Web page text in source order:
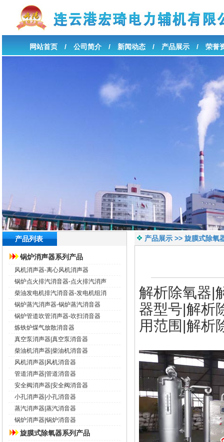
网站首页 / 公司简介 / 新闻动态 / 产品展示 / 荣誉
产品列表
锅炉消声器系列产品
风机消声器-离心风机消声器
锅炉点火排汽消音器-点火排汽消声
柴油发电机排汽消音器-发电机组消
锅炉蒸汽消声器-锅炉蒸汽消音器
锅炉管道吹管消声器-吹扫消音器
炼铁炉煤气放散消音器
真空泵消声器|真空泵消音器
柴油机消声器|柴油机消音器
风机消声器|风机消音器
管道消声器|管道消音器
安全阀消声器|安全阀消音器
小孔消声器|小孔消音器
蒸汽消声器|蒸汽消音器
锅炉消声器|锅炉消音器
旋膜式除氧器系列产品
产品展示 >> 旋膜式除氧
解析除氧器|
器型号|解析
用范围|解析